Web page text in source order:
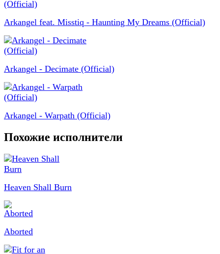
Arkangel feat. Misstiq - Haunting My Dreams (Official)
Arkangel - Decimate (Official)
Arkangel - Warpath (Official)
Похожие исполнители
Heaven Shall Burn
Aborted